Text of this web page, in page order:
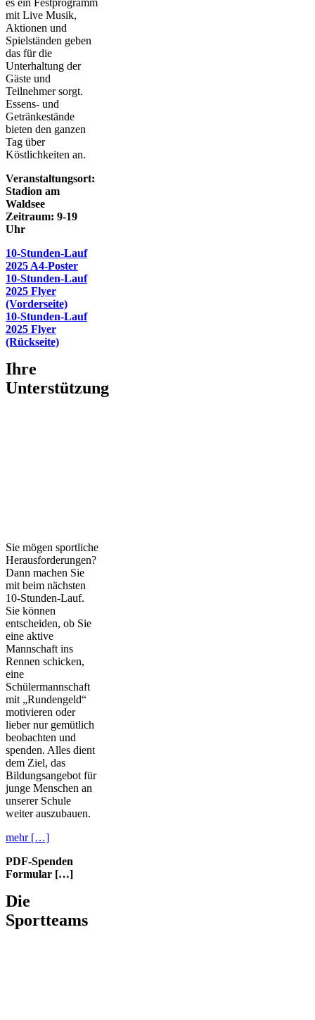
es ein Festprogramm
mit Live Musik,
Aktionen und
Spielständen geben
das für die
Unterhaltung der
Gäste und
Teilnehmer sorgt.
Essens- und
Getränkestände
bieten den ganzen
Tag über
Köstlichkeiten an.
Veranstaltungsort:
Stadion am
Waldsee
Zeitraum: 9-19
Uhr
10-Stunden-Lauf
2025 A4-Poster
10-Stunden-Lauf
2025 Flyer
(Vorderseite)
10-Stunden-Lauf
2025 Flyer
(Rückseite)
Ihre
Unterstützung
Sie mögen sportliche
Herausforderungen?
Dann machen Sie
mit beim nächsten
10-Stunden-Lauf.
Sie können
entscheiden, ob Sie
eine aktive
Mannschaft ins
Rennen schicken,
eine
Schülermannschaft
mit „Rundengeld“
motivieren oder
lieber nur gemütlich
beobachten und
spenden. Alles dient
dem Ziel, das
Bildungsangebot für
junge Menschen an
unserer Schule
weiter auszubauen.
mehr […]
PDF-Spenden
Formular […]
Die
Sportteams